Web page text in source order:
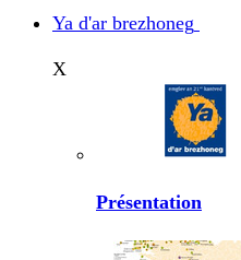
Ya d'ar brezhoneg
X
Présentation